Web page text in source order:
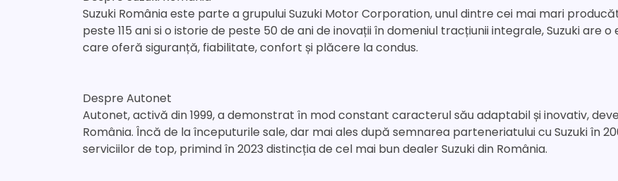
Suzuki România este parte a grupului Suzuki Motor Corporation, unul dintre cei mai mari
peste 115 ani si o istorie de peste 50 de ani de inovații în domeniul tracțiunii integrale, Suzuki are
care oferă siguranță, fiabilitate, confort și plăcere la condus.
Despre Autonet
Autonet, activă din 1999, a demonstrat în mod constant caracterul său adaptabil și inovativ,
România. Încă de la începuturile sale, dar mai ales după semnarea parteneriatului cu Suzuki în
serviciilor de top, primind în 2023 distincția de cel mai bun dealer Suzuki din România.